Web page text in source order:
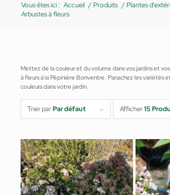
Vous êtes ici : Accueil / Produits / Plantes
Arbustes à fleurs
Mettez de la couleur et du volume dans vos jardins et
à fleurs à la Pépinière Bonventre. Panachez les variétés
couleurs dans votre jardin.
Trier parPar défaut Afficher15